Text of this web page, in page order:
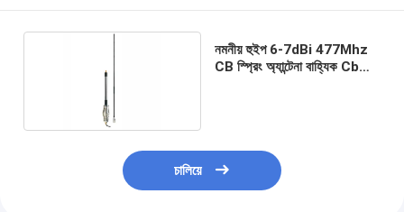
নমনীয় হুইপ 6-7dBi 477Mhz
CB স্প্রিং অ্যান্টেনা বাহ্যিক Cb
চালিয়ে